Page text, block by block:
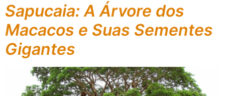
Sapucaia: A Árvore dos
Macacos e Suas Sementes
Gigantes